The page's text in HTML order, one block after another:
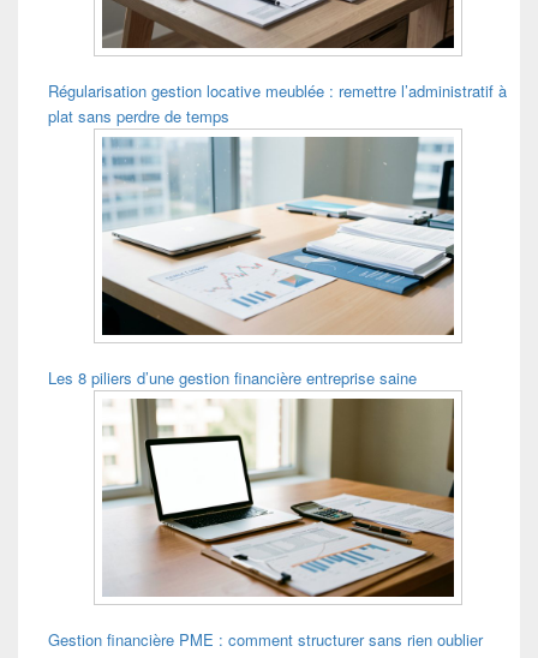
Régularisation gestion locative meublée : remettre l’administratif à
plat sans perdre de temps
Les 8 piliers d’une gestion financière entreprise saine
Gestion financière PME : comment structurer sans rien oublier